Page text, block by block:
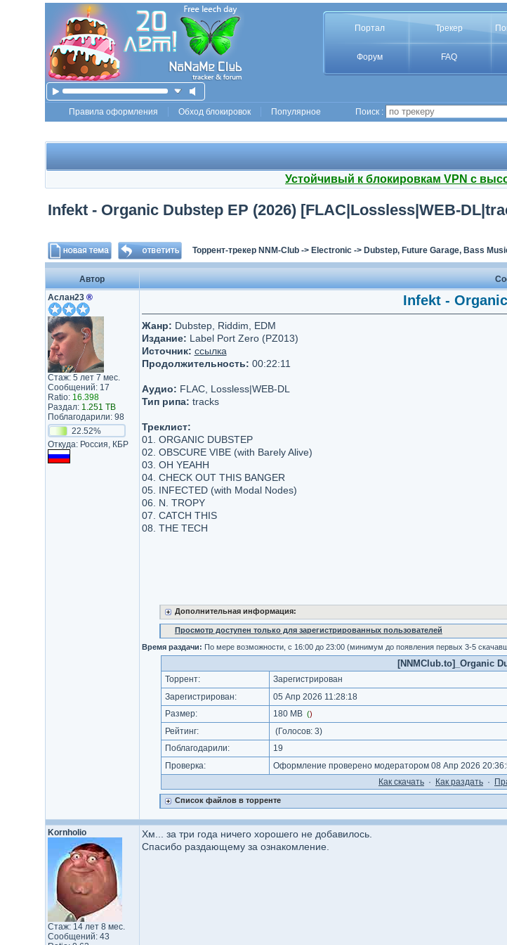
Портал Трекер
Форум FAQ
Правила оформления Обход блокировок Популярное Поиск :
Устойчивый к блокировкам VPN с
Infekt - Organic Dubstep EP (2026) [FLAC|Lossless|WEB-
Торрент-трекер NNM-Club-> Electronic-> Dubstep, Future Garage, Bass
Автор
Аслан23 ®
Стаж: 5 лет 7 мес.
Сообщений: 17
Ratio: 16.398
Раздал: 1.251 TB
Поблагодарили: 98
22.52%
Откуда: Россия, КБР
Infekt -
Жанр: Dubstep, Riddim, EDM
Издание: Label Port Zero (PZ013)
Источник: ссылка
Продолжительность: 00:22:11
Аудио: FLAC, Lossless|WEB-DL
Тип рипа: tracks
Треклист:
01. ORGANIC DUBSTEP
02. OBSCURE VIBE (with Barely Alive)
03. OH YEAHH
04. CHECK OUT THIS BANGER
05. INFECTED (with Modal Nodes)
06. N. TROPY
07. CATCH THIS
08. THE TECH
Дополнительная информация:
Просмотр доступен только для зарегистрированных пользователей
Время раздачи: По мере возможности, с 16:00 до 23:00 (минимум до появления первых 3-5
[NNMClub.to]_Organic
Торрент: Зарегистрирован
Зарегистрирован:
05 Апр 2026 11:28:18
Размер:
180 MB ()
Рейтинг: (Голосов: 3)
Поблагодарили:
19
Проверка:
Оформление проверено модератором 08 Апр 2026
Как cкачать · Как раздать ·
Список файлов в торренте
Kornholio
Стаж: 14 лет 8 мес.
Сообщений: 43
Хм... за три года ничего хорошего не добавилось.
Спасибо раздающему за ознакомление.